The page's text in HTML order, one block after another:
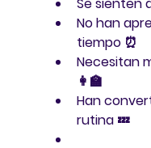
No han
tiempo ⏰
Necesitan
👩‍🏫
Han
rutina 💤